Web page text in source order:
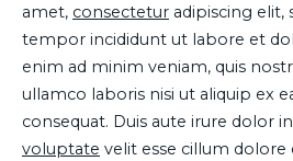
amet, consectetur adipiscing elit,
tempor incididunt ut labore et
enim ad minim veniam, quis
ullamco laboris nisi ut aliquip ex
consequat. Duis aute irure dolor
voluptate velit esse cillum dolore